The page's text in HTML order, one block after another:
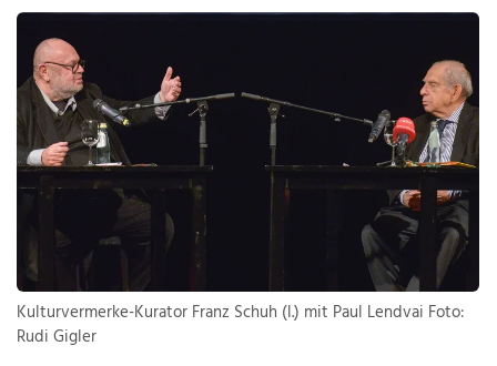
Kulturvermerke-Kurator Franz Schuh (l.) mit Paul Lendvai Foto:
Rudi Gigler